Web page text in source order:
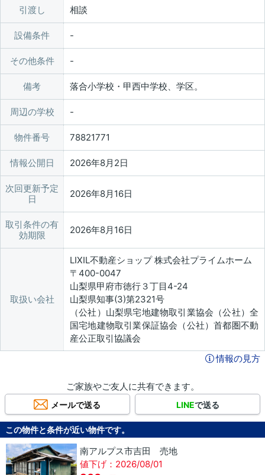
引渡し 相談
設備条件
その他条件
備考 落合小学校・甲西中学校、学区。
周辺の学校
物件番号 78821771
情報公開日 2026年8月2日
次回更新予定
日
2026年8月16日
取引条件の有
効期限
2026年8月16日
取扱い会社
LIXIL不動産ショップ 株式会社プライムホーム
〒400-0047
山梨県甲府市徳行３丁目4-24
山梨県知事(3)第2321号
（公社）山梨県宅地建物取引業協会（公社）全
国宅地建物取引業保証協会（公社）首都圏不動
産公正取引協議会
情報の見方
ご家族やご友人に共有できます。
メールで送る LINEで送る
この物件と条件が近い物件です。
南アルプス市吉田 売地
値下げ：2026/08/01